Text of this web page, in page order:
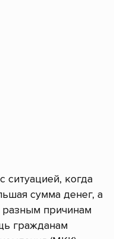
ситуацией, когда
сумма денег, а
разным причинам
гражданам